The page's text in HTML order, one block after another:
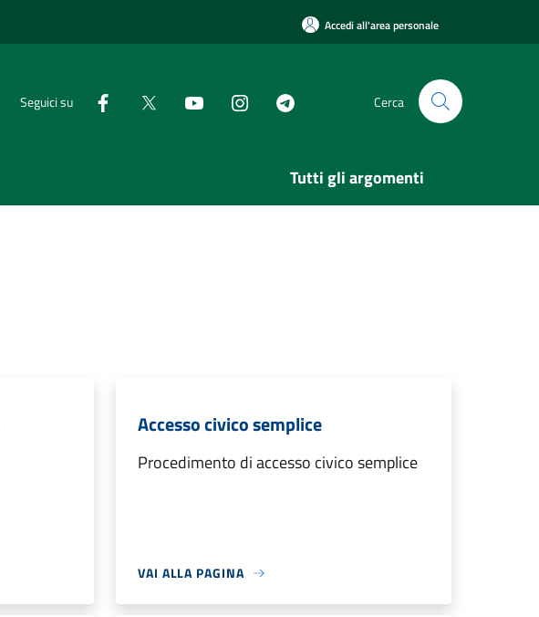
Accedi all'area personale
Seguici su Cerca
Tutti gli argomenti
Accesso civico semplice
Procedimento di accesso civico semplice
VAI ALLA PAGINA